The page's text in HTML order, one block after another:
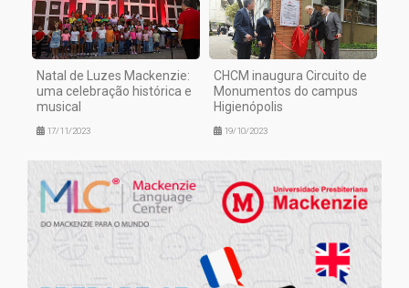
Natal de Luzes Mackenzie:
uma celebração histórica e
musical
17/11/2023
CHCM inaugura Circuito de
Monumentos do campus
Higienópolis
19/10/2023